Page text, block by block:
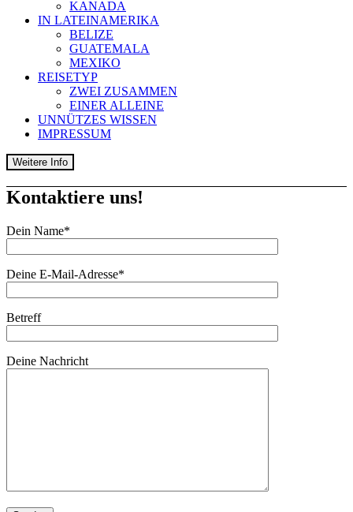
KANADA
IN LATEINAMERIKA
BELIZE
GUATEMALA
MEXIKO
REISETYP
ZWEI ZUSAMMEN
EINER ALLEINE
UNNÜTZES WISSEN
IMPRESSUM
Weitere Info
Kontaktiere uns!
Dein Name*
Deine E-Mail-Adresse*
Betreff
Deine Nachricht